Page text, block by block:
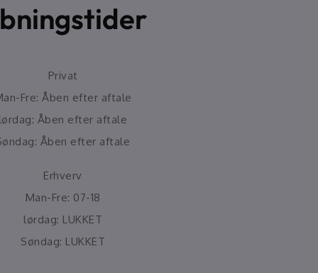
Privat
Fre: Åben efter aftale
lørdag: Åben efter aftale
Åben efter aftale
Erhverv
Man-Fre: 07-18
lørdag: LUKKET
Søndag: LUKKET